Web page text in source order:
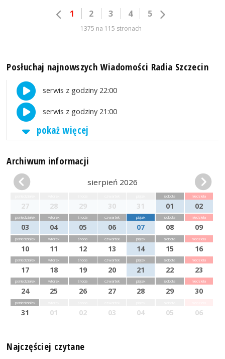
1 2 3 4 5
1375 na 115 stronach
Posłuchaj najnowszych Wiadomości Radia Szczecin
serwis z godziny 22:00
serwis z godziny 21:00
pokaż więcej
Archiwum informacji
sierpień 2026
27 28 29 30 31
sobota
01
niedziela
02
poniedziałek
03
wtorek
04
środa
05
czwartek
06
piątek
07
sobota
08
niedziela
09
poniedziałek
10
wtorek
11
środa
12
czwartek
13
piątek
14
sobota
15
niedziela
16
poniedziałek
17
wtorek
18
środa
19
czwartek
20
piątek
21
sobota
22
niedziela
23
poniedziałek
24
wtorek
25
środa
26
czwartek
27
piątek
28
sobota
29
niedziela
30
poniedziałek
31 01 02 03 04 05 06
Najczęściej czytane